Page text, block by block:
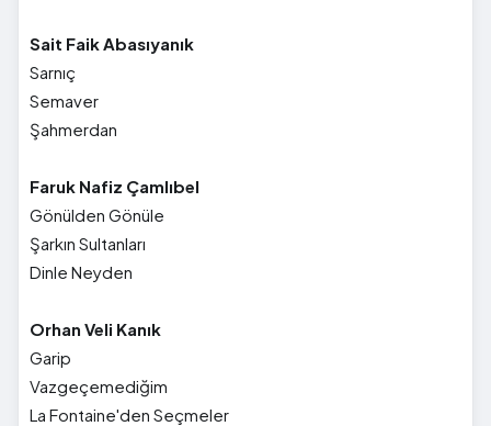
Sait Faik Abasıyanık
Sarnıç
Semaver
Şahmerdan
Faruk Nafiz Çamlıbel
Gönülden Gönüle
Şarkın Sultanları
Dinle Neyden
Orhan Veli Kanık
Garip
Vazgeçemediğim
La Fontaine'den Seçmeler